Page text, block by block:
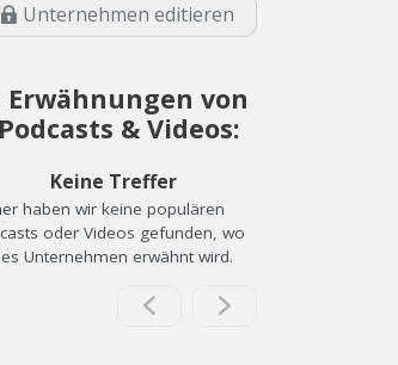
Unternehmen editieren
von
& Videos:
Keine Treffer
haben wir keine populären
oder Videos gefunden, wo
Unternehmen erwähnt wird.